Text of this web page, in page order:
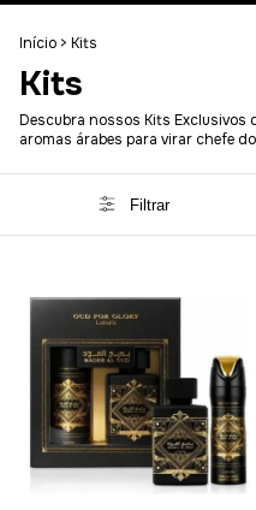
Início > Kits
Kits
Descubra nossos Kits Exclusivos
aromas árabes para virar chefe
Filtrar